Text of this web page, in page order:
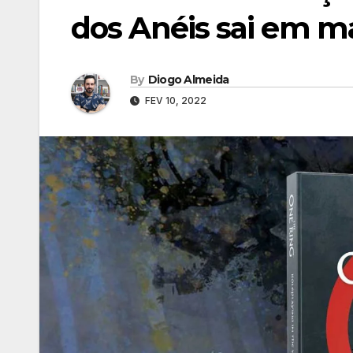
dos Anéis sai em
By Diogo Almeida
FEV 10, 2022